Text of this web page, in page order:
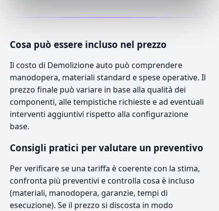
Cosa può essere incluso nel prezzo
Il costo di Demolizione auto può comprendere
manodopera, materiali standard e spese operative. Il
prezzo finale può variare in base alla qualità dei
componenti, alle tempistiche richieste e ad eventuali
interventi aggiuntivi rispetto alla configurazione
base.
Consigli pratici per valutare un preventivo
Per verificare se una tariffa è coerente con la stima,
confronta più preventivi e controlla cosa è incluso
(materiali, manodopera, garanzie, tempi di
esecuzione). Se il prezzo si discosta in modo